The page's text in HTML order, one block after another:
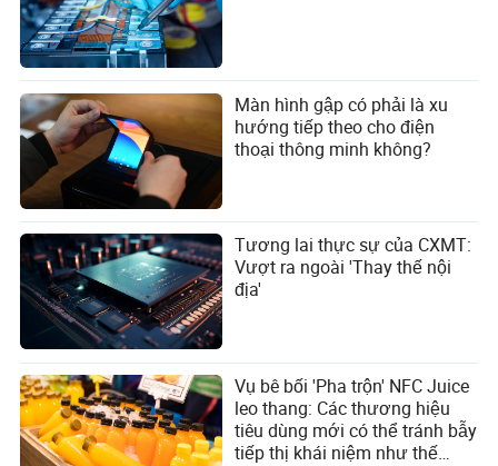
Màn hình gập có phải là xu
hướng tiếp theo cho điện
thoại thông minh không?
Tương lai thực sự của CXMT:
Vượt ra ngoài 'Thay thế nội
địa'
Vụ bê bối 'Pha trộn' NFC Juice
leo thang: Các thương hiệu
tiêu dùng mới có thể tránh bẫy
tiếp thị khái niệm như thế